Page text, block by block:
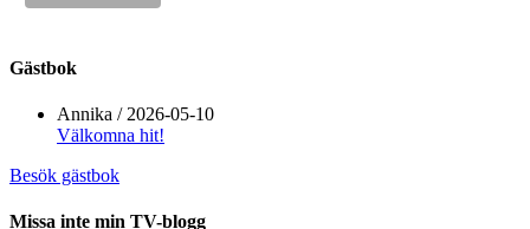
Gästbok
Annika / 2026-05-10
Välkomna hit!
Besök gästbok
Missa inte min TV-blogg